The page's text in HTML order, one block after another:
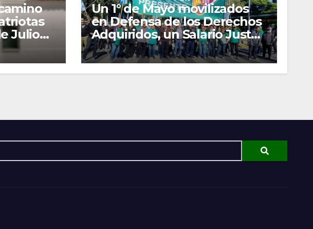
Julio
Un 1° de Mayo movilizados
en Defensa de los Derechos
Adquiridos, un Salario Justo
y las Organizaciones
Gremiales